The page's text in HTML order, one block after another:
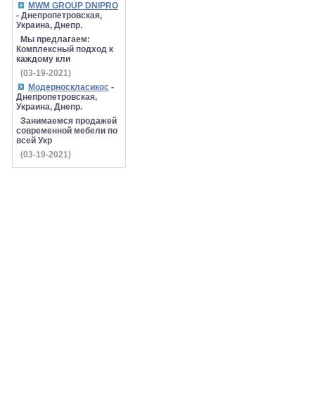
MWM GROUP DNIPRO
- Днепропетровская,
Украина, Днепр.
Мы предлагаем:
Комплексный подход к
каждому кли
(03-19-2021)
Модерноскласикос -
Днепропетровская,
Украина, Днепр.
Занимаемся продажей
современной мебели по
всей Укр
(03-19-2021)